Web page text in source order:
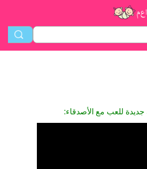
جديدة للعب مع الأصدقاء: